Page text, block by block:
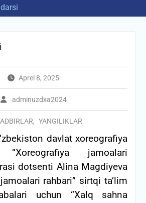
Aprel 8, 2025
adminuzdxa2024
, YANGILIKLAR
davlat xoreografiya
“Xoreografiya jamoalari
dotsenti Alina Magdiyeva
rahbari” sirtqi ta’lim
uchun “Xalq sahna